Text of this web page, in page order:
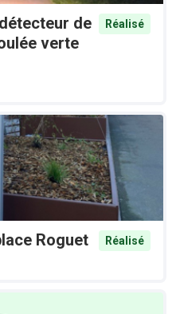
de
verte
Réalisé
Roguet
Réalisé